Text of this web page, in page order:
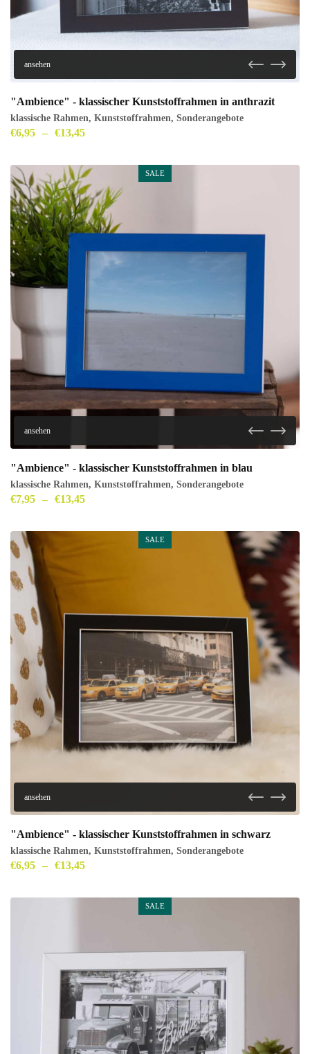
ansehen
"Ambience" - klassischer Kunststoffrahmen in anthrazit
klassische Rahmen, Kunststoffrahmen, Sonderangebote
€6,95 – €13,45
SALE
ansehen
"Ambience" - klassischer Kunststoffrahmen in blau
klassische Rahmen, Kunststoffrahmen, Sonderangebote
€7,95 – €13,45
SALE
ansehen
"Ambience" - klassischer Kunststoffrahmen in schwarz
klassische Rahmen, Kunststoffrahmen, Sonderangebote
€6,95 – €13,45
SALE